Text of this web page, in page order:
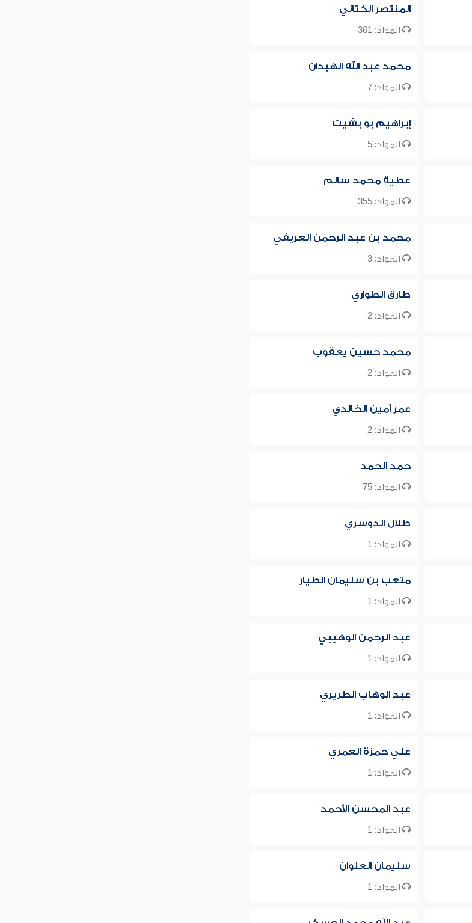
المنتصر الكتاني
المواد: 361
محمد عبد الله الهبدان
المواد: 7
إبراهيم بو بشيت
المواد: 5
عطية محمد سالم
المواد: 355
محمد بن عبد الرحمن العريفي
المواد: 3
طارق الطواري
المواد: 2
محمد حسين يعقوب
المواد: 2
عمر أمين الخالدي
المواد: 2
حمد الحمد
المواد: 75
طلال الدوسري
المواد: 1
متعب بن سليمان الطيار
المواد: 1
عبد الرحمن الوهيبي
المواد: 1
عبد الوهاب الطريري
المواد: 1
علي حمزة العمري
المواد: 1
عبد المحسن الأحمد
المواد: 1
سليمان العلوان
المواد: 1